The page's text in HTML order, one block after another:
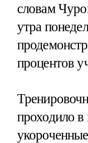
словам
утра
процентов
проходило в